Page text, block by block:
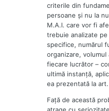
criterile din
persoane şi nu la
M.A.I. care vor fi
trebuie analizate
specifice, numărul
organizare,
fiecare lucrător –
ultimă instanţă,
ea prezentată la
Faţă de această